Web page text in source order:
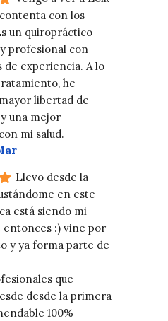
con los
un quiropráctico
profesional con
de experiencia. A lo
he
libertad de
una mejor
mi salud.
Llevo desde la
en este
está siendo mi
entonces :) vine por
y ya forma parte de
que
desde la primera
100%